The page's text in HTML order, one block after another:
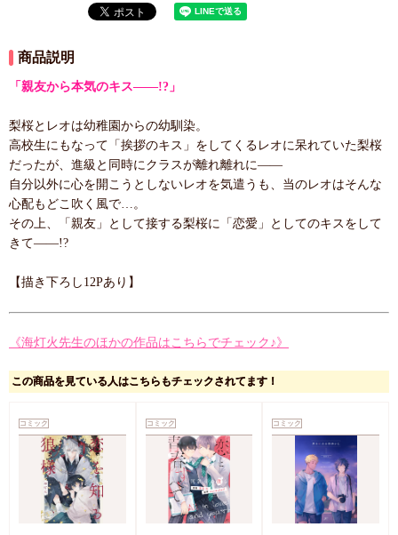
商品説明
「親友から本気のキス――!?」
梨桜とレオは幼稚園からの幼馴染。
高校生にもなって「挨拶のキス」をしてくるレオに呆れていた梨桜
だったが、進級と同時にクラスが離れ離れに――
自分以外に心を開こうとしないレオを気遣うも、当のレオはそんな
心配もどこ吹く風で…。
その上、「親友」として接する梨桜に「恋愛」としてのキスをして
きて――!?
【描き下ろし12Pあり】
《海灯火先生のほかの作品はこちらでチェック♪》
この商品を見ている人はこちらもチェックされてます！
コミック コミック コミック